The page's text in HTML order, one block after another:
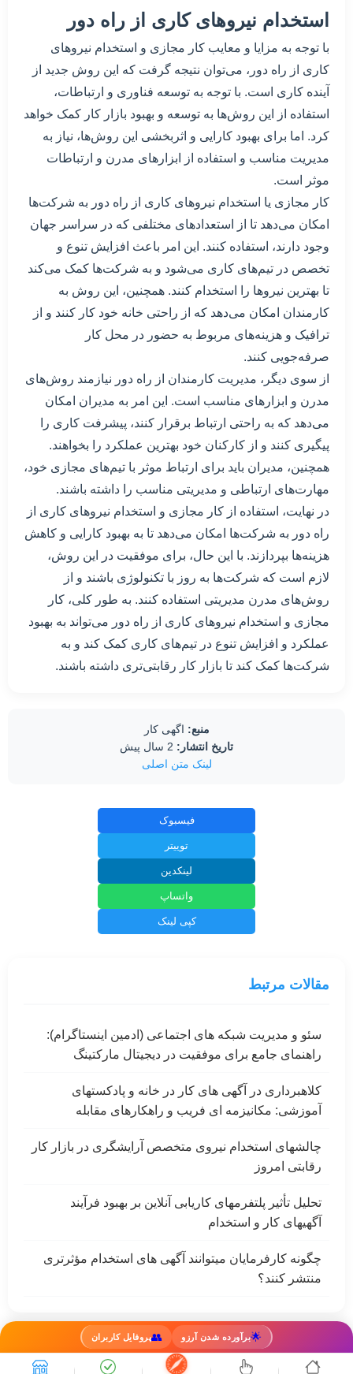
🌟برآورده شدن آرزو 👥پروفایل کاربران
استخدام نیروهای کاری از راه دور
با توجه به مزایا و معایب کار مجازی و استخدام نیروهای
کاری از راه دور، می‌توان نتیجه گرفت که این روش جدید از
آینده کاری است. با توجه به توسعه فناوری و ارتباطات،
استفاده از این روش‌ها به توسعه و بهبود بازار کار کمک خواهد
کرد. اما برای بهبود کارایی و اثربخشی این روش‌ها، نیاز به
مدیریت مناسب و استفاده از ابزارهای مدرن و ارتباطات
موثر است.
کار مجازی یا استخدام نیروهای کاری از راه دور به شرکت‌ها
امکان می‌دهد تا از استعدادهای مختلفی که در سراسر جهان
وجود دارند، استفاده کنند. این امر باعث افزایش تنوع و
تخصص در تیم‌های کاری می‌شود و به شرکت‌ها کمک می‌کند
تا بهترین نیروها را استخدام کنند. همچنین، این روش به
کارمندان امکان می‌دهد که از راحتی خانه خود کار کنند و از
ترافیک و هزینه‌های مربوط به حضور در محل کار
صرفه‌جویی کنند.
از سوی دیگر، مدیریت کارمندان از راه دور نیازمند روش‌های
مدرن و ابزارهای مناسب است. این امر به مدیران امکان
می‌دهد که به راحتی ارتباط برقرار کنند، پیشرفت کاری را
پیگیری کنند و از کارکنان خود بهترین عملکرد را بخواهند.
همچنین، مدیران باید برای ارتباط موثر با تیم‌های مجازی خود،
مهارت‌های ارتباطی و مدیریتی مناسب را داشته باشند.
در نهایت، استفاده از کار مجازی و استخدام نیروهای کاری از
راه دور به شرکت‌ها امکان می‌دهد تا به بهبود کارایی و کاهش
هزینه‌ها بپردازند. با این حال، برای موفقیت در این روش،
لازم است که شرکت‌ها به روز با تکنولوژی باشند و از
روش‌های مدرن مدیریتی استفاده کنند. به طور کلی، کار
مجازی و استخدام نیروهای کاری از راه دور می‌تواند به بهبود
عملکرد و افزایش تنوع در تیم‌های کاری کمک کند و به
شرکت‌ها کمک کند تا بازار کار رقابتی‌تری داشته باشند.
منبع: اگهی کار
تاریخ انتشار:
لینک متن اصلی
فیسبوک
توییتر
لینکدین
واتساپ
کپی لینک
مقالات مرتبط
سئو و مدیریت شبکه های اجتماعی (ادمین اینستاگرام):
راهنمای جامع برای موفقیت در دیجیتال مارکتینگ
کلاهبرداری در آگهی های کار در خانه و پادکستهای
آموزشی: مکانیزمه ای فریب و راهکارهای مقابله
چالشهای استخدام نیروی متخصص آرایشگری در بازار کار
رقابتی امروز
تحلیل تأثیر پلتفرمهای کاریابی آنلاین بر بهبود فرآیند
آگهیهای کار و استخدام
چگونه کارفرمایان میتوانند آگهی های استخدام مؤثرتری
منتشر کنند؟
درباره ما تماس قوانین اینستاگرام تلگرام